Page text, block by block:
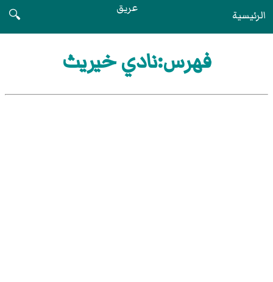
الرئيسية عريق
🔍
فهرس:نادي خيريث